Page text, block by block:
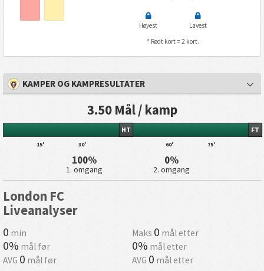
Høyest
Lavest
* Rødt kort = 2 kort.
KAMPER OG KAMPRESULTATER
3.50 Mål / kamp
15' 30'
HT
60' 75'
FT
100%
1. omgang
0%
2. omgang
London FC
Liveanalyser
0 min Maks 0 mål etter
0% mål før 0% mål etter
AVG 0 mål før AVG 0 mål etter